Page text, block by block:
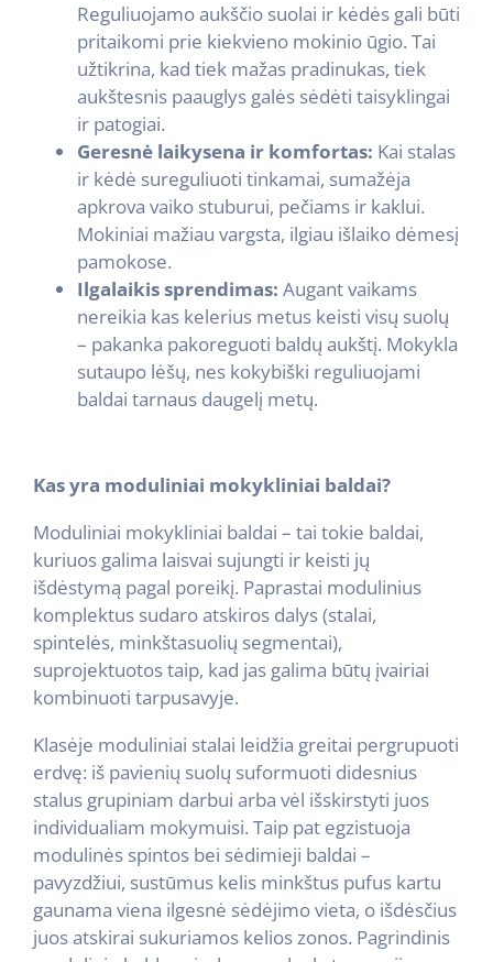
Reguliuojamo aukščio suolai ir kėdės gali būti
pritaikomi prie kiekvieno mokinio ūgio. Tai
užtikrina, kad tiek mažas pradinukas, tiek
aukštesnis paauglys galės sėdėti taisyklingai
ir patogiai.
Geresnė laikysena ir komfortas: Kai stalas
ir kėdė sureguliuoti tinkamai, sumažėja
apkrova vaiko stuburui, pečiams ir kaklui.
Mokiniai mažiau vargsta, ilgiau išlaiko dėmesį
pamokose.
Ilgalaikis sprendimas: Augant vaikams
nereikia kas kelerius metus keisti visų suolų
– pakanka pakoreguoti baldų aukštį. Mokykla
sutaupo lėšų, nes kokybiški reguliuojami
baldai tarnaus daugelį metų.
Kas yra moduliniai mokykliniai baldai?
Moduliniai mokykliniai baldai – tai tokie baldai,
kuriuos galima laisvai sujungti ir keisti jų
išdėstymą pagal poreikį. Paprastai modulinius
komplektus sudaro atskiros dalys (stalai,
spintelės, minkštasuolių segmentai),
suprojektuotos taip, kad jas galima būtų įvairiai
kombinuoti tarpusavyje.
Klasėje moduliniai stalai leidžia greitai pergrupuoti
erdvę: iš pavienių suolų suformuoti didesnius
stalus grupiniam darbui arba vėl išskirstyti juos
individualiam mokymuisi. Taip pat egzistuoja
modulinės spintos bei sėdimieji baldai –
pavyzdžiui, sustūmus kelis minkštus pufus kartu
gaunama viena ilgesnė sėdėjimo vieta, o išdėsčius
juos atskirai sukuriamos kelios zonos. Pagrindinis